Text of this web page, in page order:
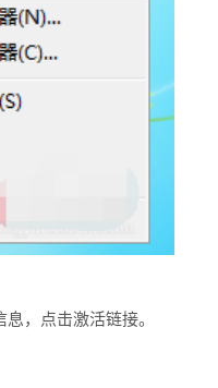
，点击激活链接。